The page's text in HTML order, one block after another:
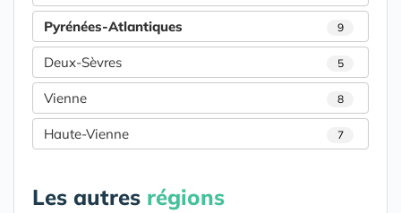
Pyrénées-Atlantiques 9
Deux-Sèvres 5
Vienne 8
Haute-Vienne 7
Les autres régions